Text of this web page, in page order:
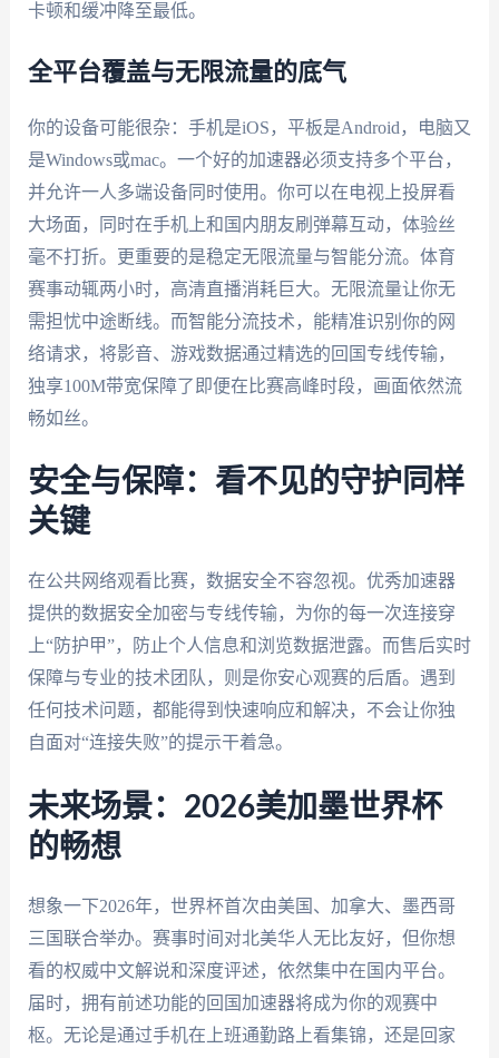
卡顿和缓冲降至最低。
全平台覆盖与无限流量的底气
你的设备可能很杂：手机是iOS，平板是Android，电脑又
是Windows或mac。一个好的加速器必须支持多个平台，
并允许一人多端设备同时使用。你可以在电视上投屏看
大场面，同时在手机上和国内朋友刷弹幕互动，体验丝
毫不打折。更重要的是稳定无限流量与智能分流。体育
赛事动辄两小时，高清直播消耗巨大。无限流量让你无
需担忧中途断线。而智能分流技术，能精准识别你的网
络请求，将影音、游戏数据通过精选的回国专线传输，
独享100M带宽保障了即便在比赛高峰时段，画面依然流
畅如丝。
安全与保障：看不见的守护同样
关键
在公共网络观看比赛，数据安全不容忽视。优秀加速器
提供的数据安全加密与专线传输，为你的每一次连接穿
上“防护甲”，防止个人信息和浏览数据泄露。而售后实时
保障与专业的技术团队，则是你安心观赛的后盾。遇到
任何技术问题，都能得到快速响应和解决，不会让你独
自面对“连接失败”的提示干着急。
未来场景：2026美加墨世界杯
的畅想
想象一下2026年，世界杯首次由美国、加拿大、墨西哥
三国联合举办。赛事时间对北美华人无比友好，但你想
看的权威中文解说和深度评述，依然集中在国内平台。
届时，拥有前述功能的回国加速器将成为你的观赛中
枢。无论是通过手机在上班通勤路上看集锦，还是回家